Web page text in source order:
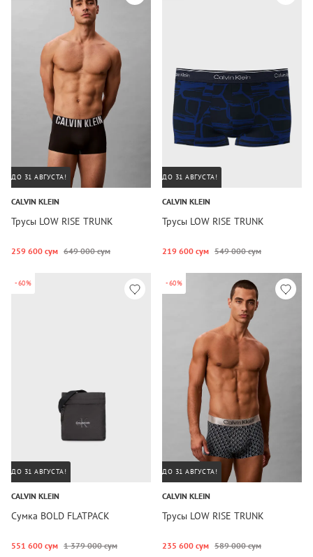
ДО 31 АВГУСТА!
CALVIN KLEIN
Трусы LOW RISE TRUNK
259 600 сум 649 000 сум
ДО 31 АВГУСТА!
CALVIN KLEIN
Трусы LOW RISE TRUNK
219 600 сум 549 000 сум
-60%
ДО 31 АВГУСТА!
CALVIN KLEIN
Сумка BOLD FLATPACK
551 600 сум 1 379 000 сум
-60%
ДО 31 АВГУСТА!
CALVIN KLEIN
Трусы LOW RISE TRUNK
235 600 сум 589 000 сум